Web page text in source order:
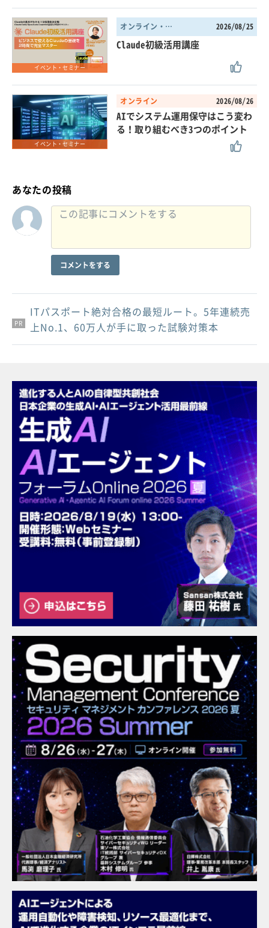
イベント・セミナー
オンライン・東京都 2026/08/25
Claude初級活用講座
イベント・セミナー
オンライン 2026/08/26
AIでシステム運用保守はこう変わ
る！取り組むべき3つのポイント
あなたの投稿
コメントをする
PR
PR
PR
ITパスポート絶対合格の最短ルート。5年連続売
上No.1、60万人が手に取った試験対策本